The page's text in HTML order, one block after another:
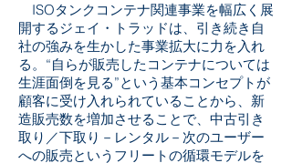
ISOタンクコンテナ関連事業を幅広く展
開するジェイ・トラッドは、引き続き自
社の強みを生かした事業拡大に力を入れ
る。“自らが販売したコンテナについては
生涯面倒を見る”という基本コンセプトが
顧客に受け入れられていることから、新
造販売数を増加させることで、中古引き
取り／下取り－レンタル－次のユーザー
への販売というフリートの循環モデルを